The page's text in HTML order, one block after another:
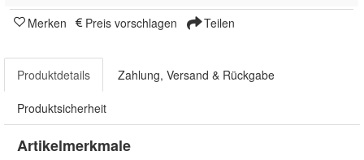
Merken Preis vorschlagen Teilen
Produktdetails Zahlung, Versand & Rückgabe
Produktsicherheit
Artikelmerkmale